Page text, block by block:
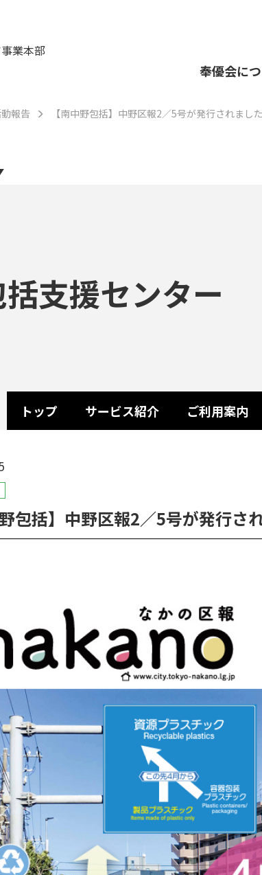
業本部
奉優会に
報告 【南中野包括】中野区報2／5号が発行されました
支援センター
トップ サービス紹介 ご利用案内
野包括】中野区報2／5号が発行さ